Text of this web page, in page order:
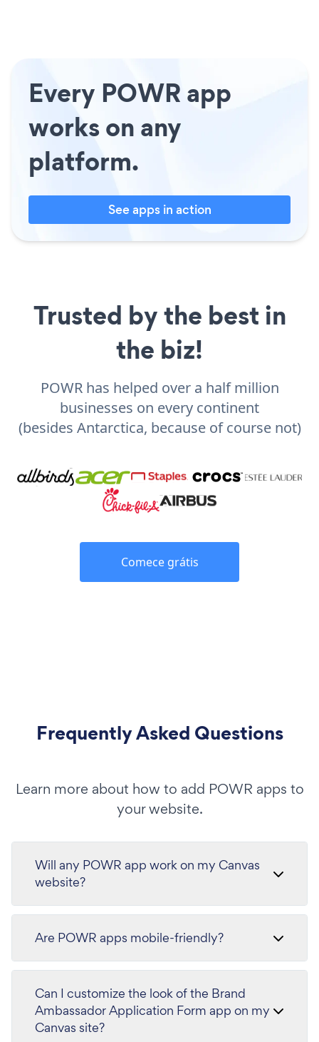
Every POWR app
works on any
platform.
See apps in action
Trusted by the best in
the biz!
POWR has helped over a half million
businesses on every continent
(besides Antarctica, because of course not)
Comece grátis
Frequently Asked Questions
Learn more about how to add POWR apps to
your website.
Will any POWR app work on my Canvas
website?
Are POWR apps mobile-friendly?
Can I customize the look of the Brand
Ambassador Application Form app on my
Canvas site?